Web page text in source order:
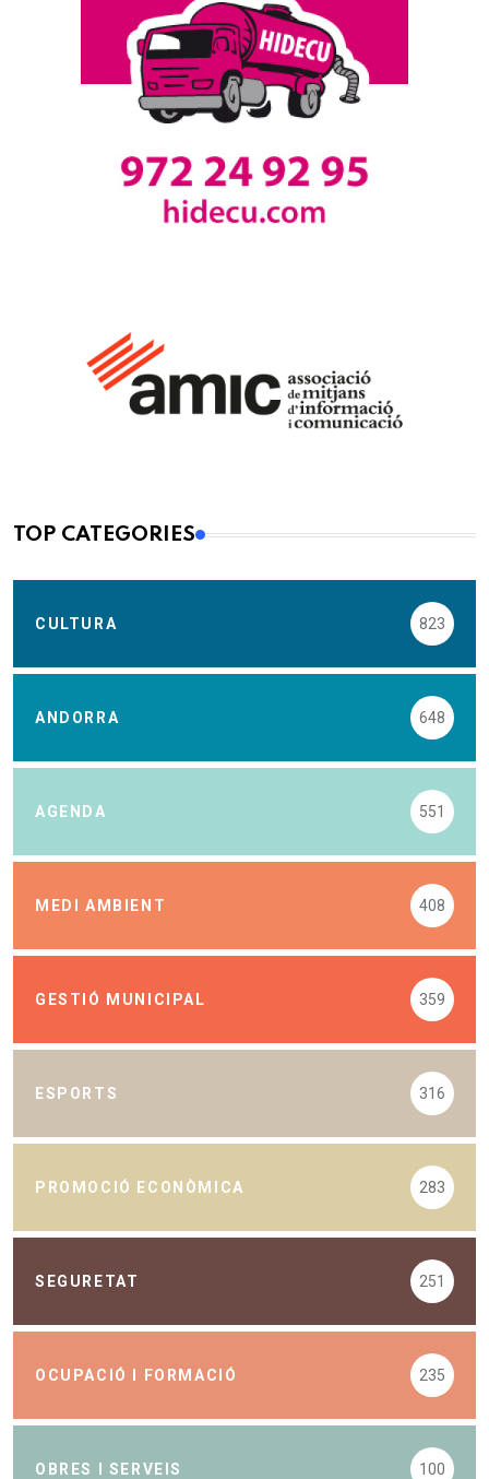
TOP CATEGORIES
CULTURA 823
ANDORRA 648
AGENDA 551
MEDI AMBIENT 408
GESTIÓ MUNICIPAL 359
ESPORTS 316
PROMOCIÓ ECONÒMICA 283
SEGURETAT 251
OCUPACIÓ I FORMACIÓ 235
OBRES I SERVEIS 100